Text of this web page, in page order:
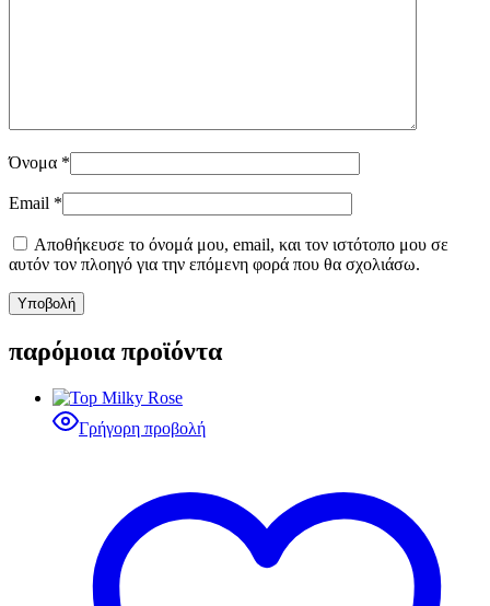
Όνομα *
Email *
Αποθήκευσε το όνομά μου, email, και τον ιστότοπο μου σε
αυτόν τον πλοηγό για την επόμενη φορά που θα σχολιάσω.
παρόμοια προϊόντα
Γρήγορη προβολή